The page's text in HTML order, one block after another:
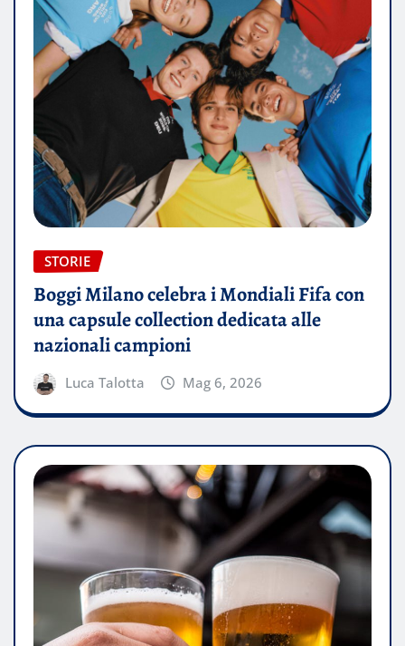
STORIE
Boggi Milano celebra i Mondiali Fifa con
una capsule collection dedicata alle
nazionali campioni
Luca Talotta Mag 6, 2026